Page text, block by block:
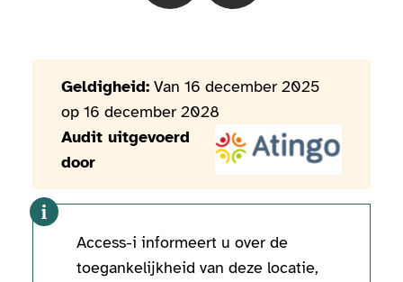
Geldigheid: Van 16 december 2025
op 16 december 2028
Audit uitgevoerd
door
Access-i informeert u over de
toegankelijkheid van deze locatie,